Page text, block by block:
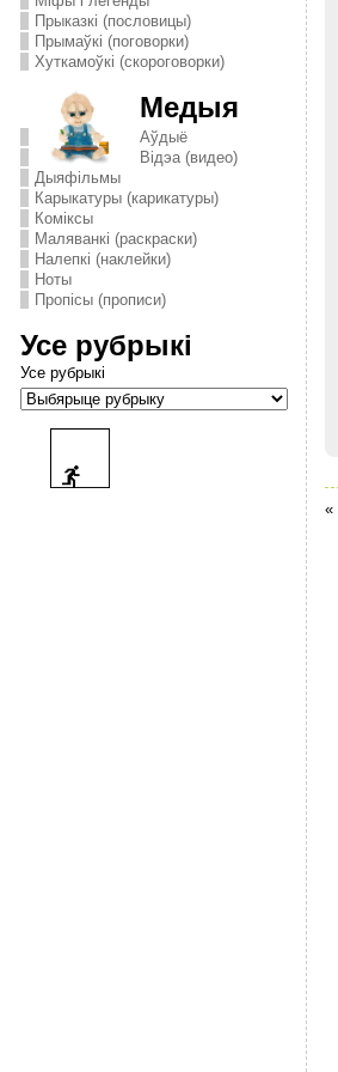
Прыказкі (пословицы)
Прымаўкі (поговорки)
Хуткамоўкі (скороговорки)
Медыя
Аўдыё
Відэа (видео)
Дыяфільмы
Карыкатуры (карикатуры)
Комiксы
Маляванкі (раскраски)
Налепкі (наклейки)
Ноты
Пропісы (прописи)
Усе рубрыкі
Усе рубрыкі
«